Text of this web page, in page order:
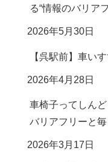
る“情報のバリア
2026年5月30日
【呉駅前】車い
2026年4月28日
車椅子ってしん
バリアフリーと
2026年3月17日